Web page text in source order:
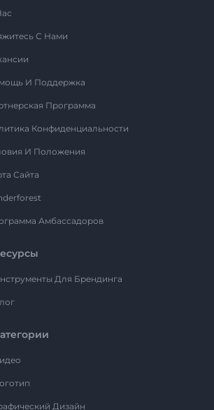
С Нами
И Поддержка
Программа
Конфиденциальности
И Положения
Сайта
Амбассадоров
Для Брендинга
Дизайн